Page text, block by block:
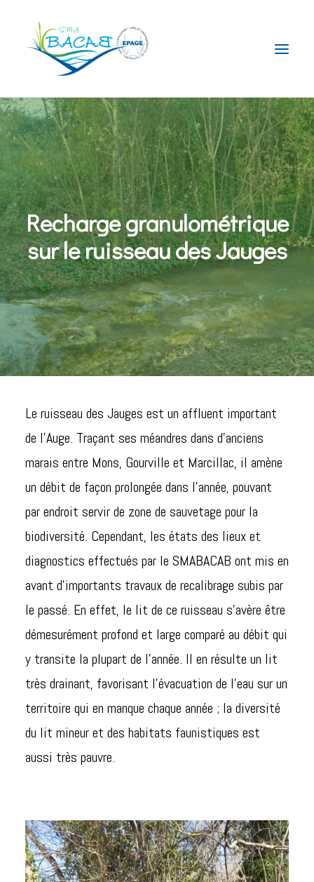
Le Syndicat
La compétence GEMAPI
Le Territoire
Nos Actions
Actualités
Contact
Recharge granulométrique
sur le ruisseau des Jauges
Le ruisseau des Jauges est un affluent important
de l’Auge. Traçant ses méandres dans d’anciens
marais entre Mons, Gourville et Marcillac, il amène
un débit de façon prolongée dans l’année, pouvant
par endroit servir de zone de sauvetage pour la
biodiversité. Cependant, les états des lieux et
diagnostics effectués par le SMABACAB ont mis en
avant d’importants travaux de recalibrage subis par
le passé. En effet, le lit de ce ruisseau s’avère être
démesurément profond et large comparé au débit qui
y transite la plupart de l’année. Il en résulte un lit
très drainant, favorisant l’évacuation de l’eau sur un
territoire qui en manque chaque année ; la diversité
du lit mineur et des habitats faunistiques est
aussi très pauvre.